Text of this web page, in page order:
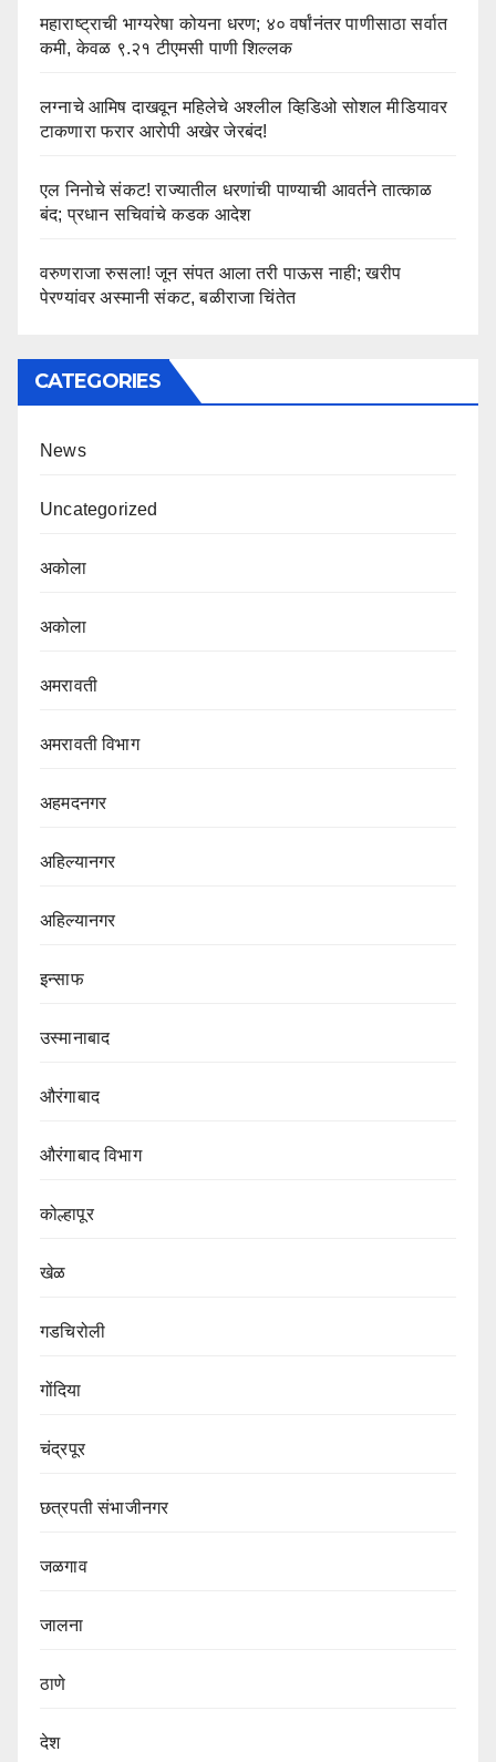
महाराष्ट्राची भाग्यरेषा कोयना धरण; ४० वर्षांनंतर पाणीसाठा सर्वात
कमी, केवळ ९.२१ टीएमसी पाणी शिल्लक
लग्नाचे आमिष दाखवून महिलेचे अश्लील व्हिडिओ सोशल मीडियावर
टाकणारा फरार आरोपी अखेर जेरबंद!
एल निनोचे संकट! राज्यातील धरणांची पाण्याची आवर्तने तात्काळ
बंद; प्रधान सचिवांचे कडक आदेश
वरुणराजा रुसला! जून संपत आला तरी पाऊस नाही; खरीप
पेरण्यांवर अस्मानी संकट, बळीराजा चिंतेत
CATEGORIES
News
Uncategorized
अकोला
अकोला
अमरावती
अमरावती विभाग‌
अहमदनगर
अहिल्यानगर
अहिल्यानगर
इन्साफ
उस्मानाबाद
औरंगाबाद
औरंगाबाद विभाग‌
कोल्हापूर
खेळ
गडचिरोली
गोंदिया
चंद्रपूर
छत्रपती संभाजीनगर
जळगाव
जालना
ठाणे
देश